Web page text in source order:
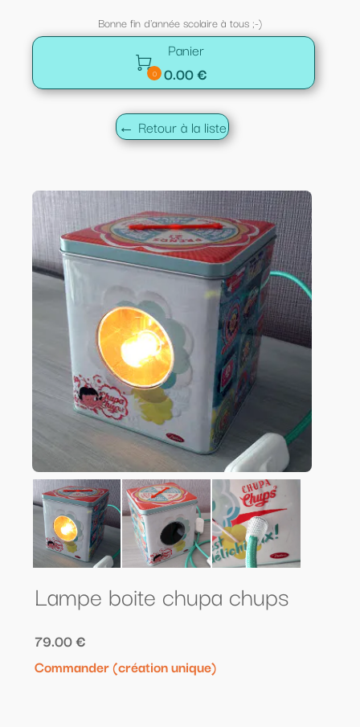
Bonne fin d'année scolaire à tous ;-)

0
Panier
0.00 €
← Retour à la liste
Lampe boite chupa chups
79.00 €
Commander (création unique)